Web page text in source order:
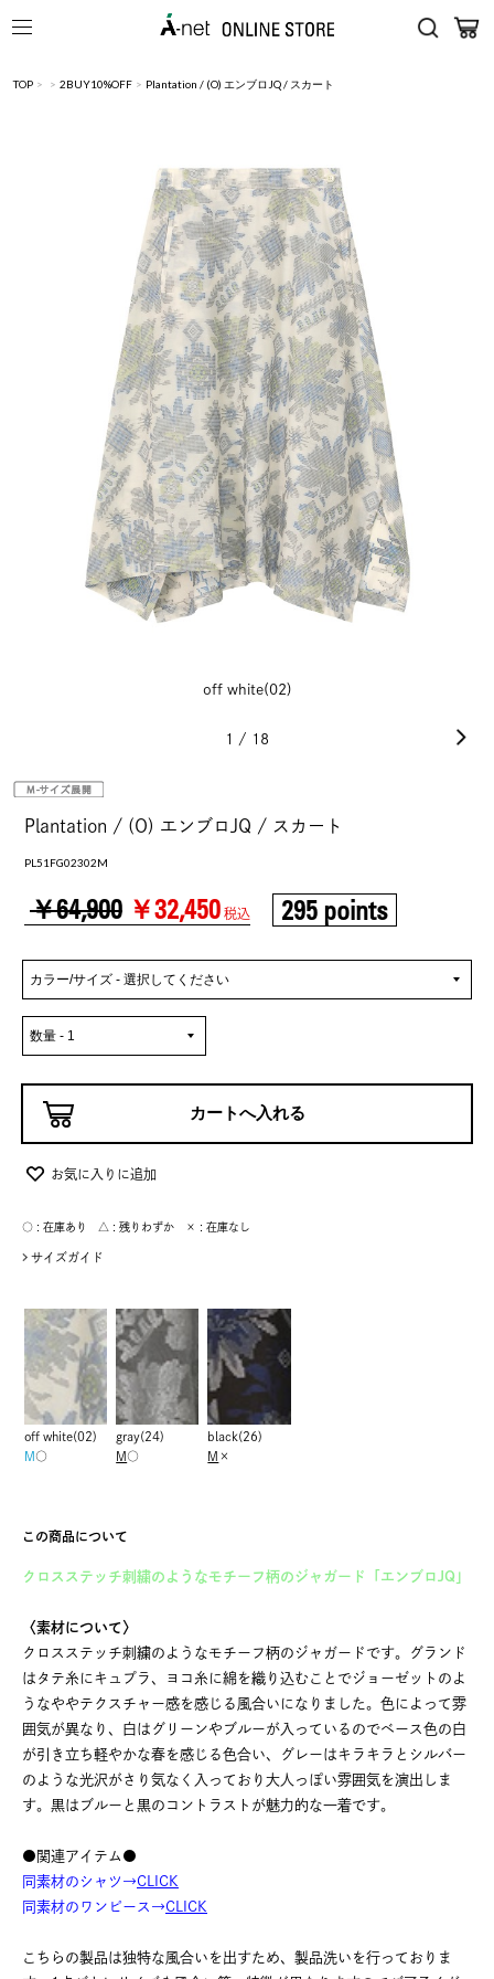
TOP > > 2BUY10%OFF > Plantation / (O) エンブロJQ / スカート
off white(02)
1 / 18
Plantation / (O) エンブロJQ / スカート
PL51FG02302M
￥64,900 ￥32,450 税込 295 points
お気に入りに追加
○ : 在庫あり △ : 残りわずか × : 在庫なし
サイズガイド
off white(02)
M○
gray(24)
M○
black(26)
M ×
この商品について
クロスステッチ刺繍のようなモチーフ柄のジャガード「エンブロJQ」
〈素材について〉
クロスステッチ刺繍のようなモチーフ柄のジャガードです。グランド
はタテ糸にキュプラ、ヨコ糸に綿を織り込むことでジョーゼットのよ
うなややテクスチャー感を感じる風合いになりました。色によって雰
囲気が異なり、白はグリーンやブルーが入っているのでベース色の白
が引き立ち軽やかな春を感じる色合い、グレーはキラキラとシルバー
のような光沢がさり気なく入っており大人っぽい雰囲気を演出しま
す。黒はブルーと黒のコントラストが魅力的な一着です。
●関連アイテム●
同素材のシャツ→CLICK
同素材のワンピース→CLICK
こちらの製品は独特な風合いを出すため、製品洗いを行っておりま